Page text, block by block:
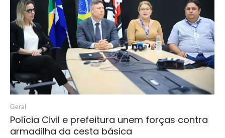
Geral
Polícia Civil e prefeitura unem forças contra
armadilha da cesta básica